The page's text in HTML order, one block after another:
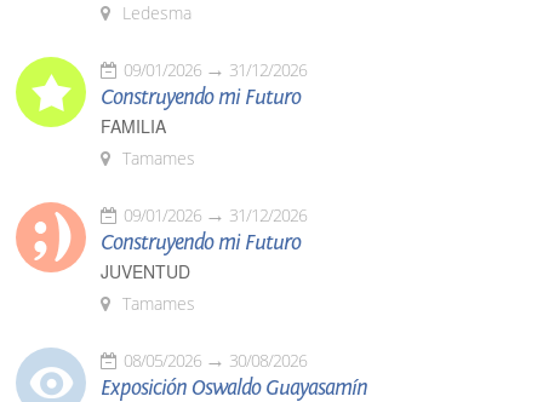
Ledesma
09/01/2026 31/12/2026
Construyendo mi Futuro
FAMILIA
Tamames
09/01/2026 31/12/2026
Construyendo mi Futuro
JUVENTUD
Tamames
08/05/2026 30/08/2026
Exposición Oswaldo Guayasamín